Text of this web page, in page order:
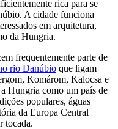
rica para se
A cidade funciona
em arquitetura,
da Hungria.
frequentemente parte de
rio Danúbio que ligam
Komárom, Kalocsa e
Hungria como um país de
populares, águas
da Europa Central
tocada.